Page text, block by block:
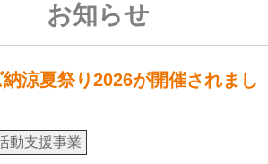
お知らせ
涼夏祭り2026が開催されまし
動支援事業